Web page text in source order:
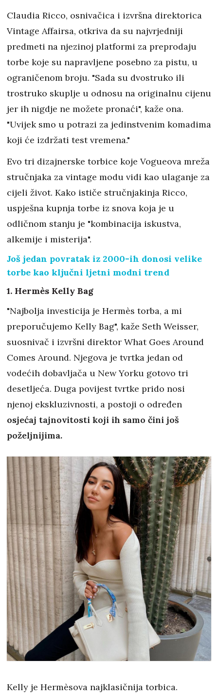
Claudia Ricco, osnivačica i izvršna direktorica
Vintage Affairsa, otkriva da su najvrjedniji
predmeti na njezinoj platformi za preprodaju
torbe koje su napravljene posebno za pistu, u
ograničenom broju. "Sada su dvostruko ili
trostruko skuplje u odnosu na originalnu cijenu
jer ih nigdje ne možete pronaći", kaže ona.
"Uvijek smo u potrazi za jedinstvenim komadima
koji će izdržati test vremena."
Evo tri dizajnerske torbice koje Vogueova mreža
stručnjaka za vintage modu vidi kao ulaganje za
cijeli život. Kako ističe stručnjakinja Ricco,
uspješna kupnja torbe iz snova koja je u
odličnom stanju je "kombinacija iskustva,
alkemije i misterija".
Još jedan povratak iz 2000-ih donosi velike
torbe kao ključni ljetni modni trend
1. Hermès Kelly Bag
"Najbolja investicija je Hermès torba, a mi
preporučujemo Kelly Bag", kaže Seth Weisser,
suosnivač i izvršni direktor What Goes Around
Comes Around. Njegova je tvrtka jedan od
vodećih dobavljača u New Yorku gotovo tri
desetljeća. Duga povijest tvrtke prido nosi
njenoj ekskluzivnosti, a postoji o određen
osjećaj tajnovitosti koji ih samo čini još
poželjnijima.
Kelly je Hermèsova najklasičnija torbica.